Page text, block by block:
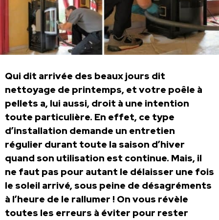
Qui dit arrivée des beaux jours dit
nettoyage de printemps, et votre poêle à
pellets a, lui aussi, droit à une intention
toute particulière. En effet, ce type
d’installation demande un entretien
régulier durant toute la saison d’hiver
quand son utilisation est continue. Mais, il
ne faut pas pour autant le délaisser une fois
le soleil arrivé, sous peine de désagréments
à l’heure de le rallumer ! On vous révèle
toutes les erreurs à éviter pour rester